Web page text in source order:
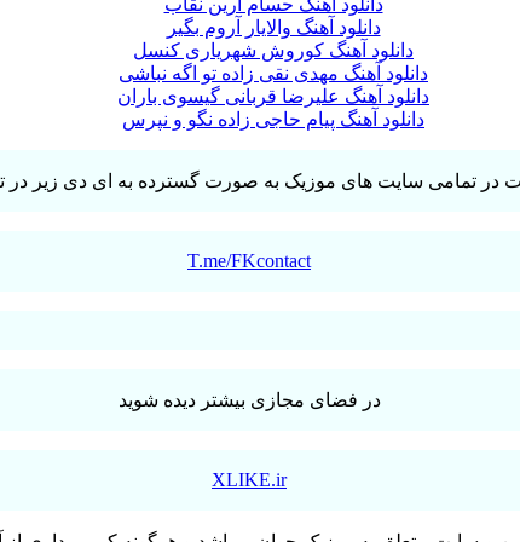
دانلود آهنگ والایار آروم بگیر
دانلود آهنگ کوروش شهریاری کنسل
دانلود آهنگ مهدی نقی زاده تو اگه نباشی
دانلود آهنگ علیرضا قربانی گیسوی باران
دانلود آهنگ پیام حاجی زاده نگو و نپرس
T.me/FKcontact
در فضای مجازی بیشتر دیده شوید
XLIKE.ir